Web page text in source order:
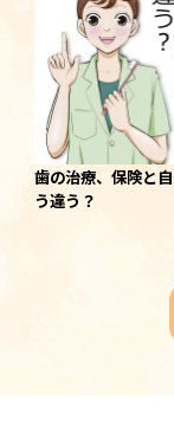
歯の治療、保険と
う違う？